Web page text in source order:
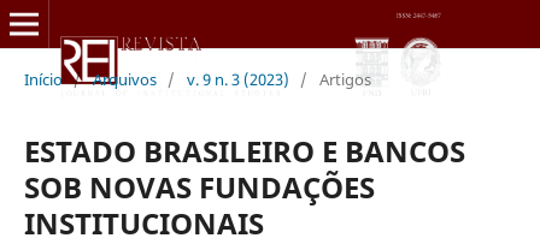
Início / Arquivos / v. 9 n. 3 (2023) / Artigos
ESTADO BRASILEIRO E BANCOS
SOB NOVAS FUNDAÇÕES
INSTITUCIONAIS